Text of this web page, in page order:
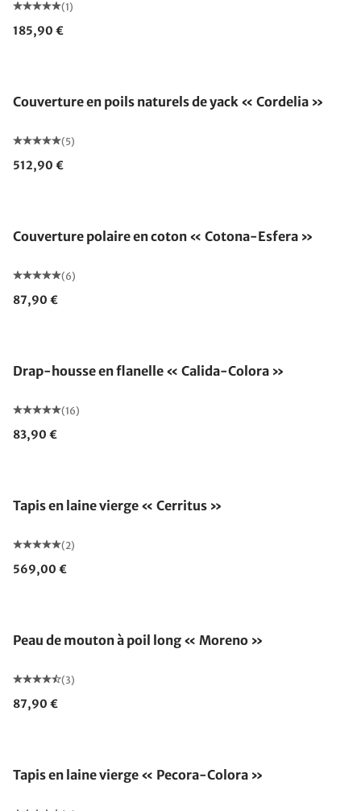
(1)
185,90 €
Couverture en poils naturels de yack « Cordelia »
(5)
512,90 €
Couverture polaire en coton « Cotona-Esfera »
(6)
87,90 €
Drap-housse en flanelle « Calida-Colora »
(16)
83,90 €
Tapis en laine vierge « Cerritus »
(2)
569,00 €
Peau de mouton à poil long « Moreno »
(3)
87,90 €
Tapis en laine vierge « Pecora-Colora »